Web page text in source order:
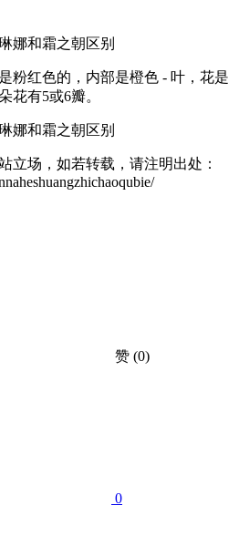
粉红色的，内部是橙色 - 叶，花是
花有5或6瓣。
立场，如若转载，请注明出处：
赞 (0)
0